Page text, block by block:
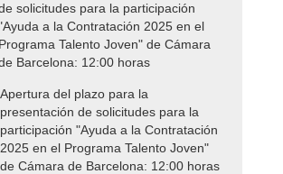
solicitudes para la participación
a la Contratación 2025 en el
Programa Talento Joven" de Cámara
Barcelona: 12:00 horas
Apertura del plazo para la
presentación de solicitudes para la
participación "Ayuda a la Contratación
2025 en el Programa Talento Joven"
de Cámara de Barcelona: 12:00 horas